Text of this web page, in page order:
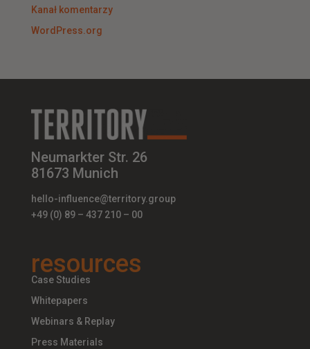
Kanał komentarzy
WordPress.org
Neumarkter Str. 26
81673 Munich
hello-influence@territory.group
+49 (0) 89 – 437 210 – 00
resources
Case Studies
Whitepapers
Webinars & Replay
Press Materials